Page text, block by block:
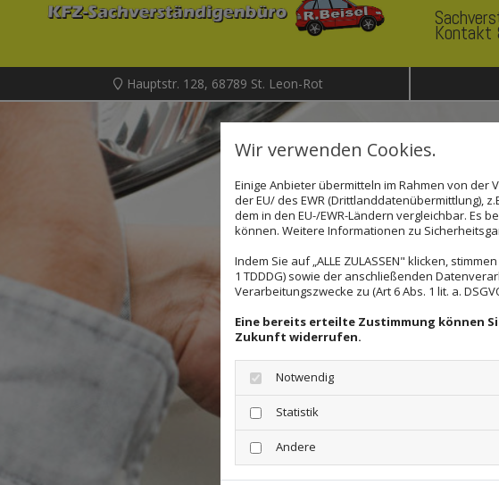
Kontakt
Hauptstr. 128, 68789 St. Leon-Rot
Wir verwenden Cookies.
Einige Anbieter übermitteln im Rahmen von
der EU/ des EWR (Drittlanddatenübermittlung),
dem in den EU-/EWR-Ländern vergleichbar. Es
können. Weitere Informationen zu
Indem Sie auf „ALLE ZULASSEN" klicken,
1 TDDDG) sowie der anschließenden
Verarbeitungszwecke zu (Art 6 Abs. 1 lit. a.
Eine bereits erteilte Zustimmung können
Zukunft widerrufen.
Notwendig
Statistik
Andere